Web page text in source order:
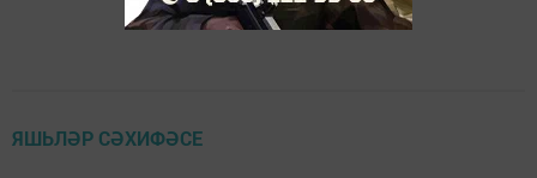
ЯШЬЛӘР СӘХИФӘСЕ